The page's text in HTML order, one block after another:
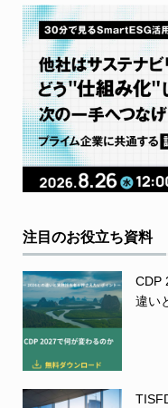
注目のお役立ち資料
CDP
違い